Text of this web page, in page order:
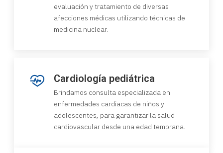
evaluación y tratamiento de diversas
afecciones médicas utilizando técnicas de
medicina nuclear.
Cardiología pediátrica
Brindamos consulta especializada en
enfermedades cardiacas de niños y
adolescentes, para garantizar la salud
cardiovascular desde una edad temprana.